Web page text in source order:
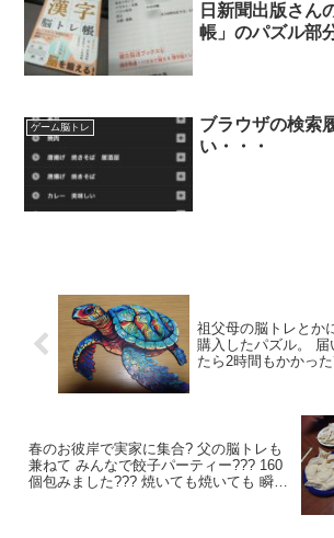
日新聞出版さん
帳」のパズル部
ゲーム脳トレ
ブラウザの検索
い・・・
祖父母の脳トレとか
購入したパズル。
春のお彼岸で実家に集合? 父の脳トレも
兼ねて みんなで餃子パーティー??? 160
個包みました??? 焼いても焼いても 瞬殺